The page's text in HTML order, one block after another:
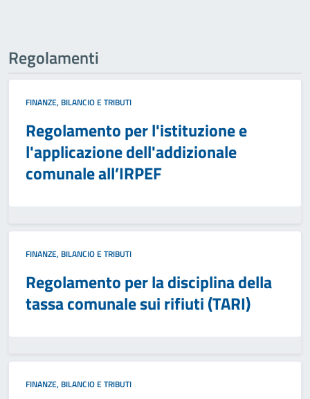
Regolamenti
FINANZE, BILANCIO E TRIBUTI
Regolamento per l'istituzione e
l'applicazione dell'addizionale
comunale all’IRPEF
FINANZE, BILANCIO E TRIBUTI
Regolamento per la disciplina della
tassa comunale sui rifiuti (TARI)
FINANZE, BILANCIO E TRIBUTI